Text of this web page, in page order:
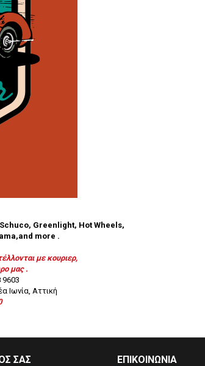
Greenlight, Hot Wheels,
more .
με κουριερ,
μας .
9603
Ιωνία, Αττική
ΣΑΣ ΕΠΙΚΟΙΝΩΝΊΑ